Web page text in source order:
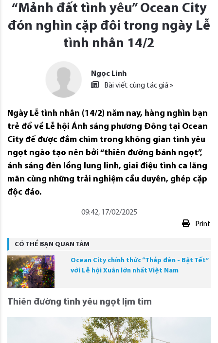
“Mảnh đất tình yêu” Ocean City
đón nghìn cặp đôi trong ngày Lễ
tình nhân 14/2
Ngọc Linh
Bài viết cùng tác giả »
Ngày Lễ tình nhân (14/2) năm nay, hàng nghìn bạn
trẻ đổ về Lễ hội Ánh sáng phương Đông tại Ocean
City để được đắm chìm trong không gian tình yêu
ngọt ngào tạo nên bởi “thiên đường bánh ngọt”,
ánh sáng đèn lồng lung linh, giai điệu tình ca lãng
mãn cùng những trải nghiệm cầu duyên, ghép cặp
độc đáo.
09:42, 17/02/2025
Print
CÓ THỂ BẠN QUAN TÂM
Ocean City chính thức “Thắp đèn - Bật Tết”
với Lễ hội Xuân lớn nhất Việt Nam
Thiên đường tình yêu ngọt lịm tim